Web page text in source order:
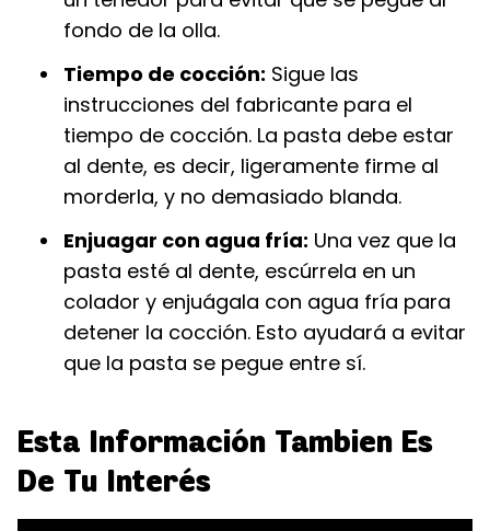
fondo de la olla.
Tiempo de cocción: Sigue las
instrucciones del fabricante para el
tiempo de cocción. La pasta debe estar
al dente, es decir, ligeramente firme al
morderla, y no demasiado blanda.
Enjuagar con agua fría: Una vez que la
pasta esté al dente, escúrrela en un
colador y enjuágala con agua fría para
detener la cocción. Esto ayudará a evitar
que la pasta se pegue entre sí.
Esta Información Tambien Es
De Tu Interés